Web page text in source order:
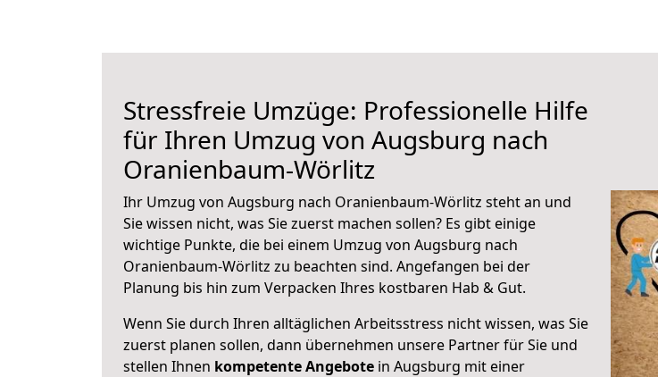
Stressfreie Umzüge: Professionelle Hilfe
für Ihren Umzug von Augsburg nach
Oranienbaum-Wörlitz
Ihr Umzug von Augsburg nach Oranienbaum-Wörlitz steht an und
Sie wissen nicht, was Sie zuerst machen sollen? Es gibt einige
wichtige Punkte, die bei einem Umzug von Augsburg nach
Oranienbaum-Wörlitz zu beachten sind. Angefangen bei der
Planung bis hin zum Verpacken Ihres kostbaren Hab & Gut.
Wenn Sie durch Ihren alltäglichen Arbeitsstress nicht wissen, was Sie
zuerst planen sollen, dann übernehmen unsere Partner für Sie und
stellen Ihnen kompetente Angebote in Augsburg mit einer